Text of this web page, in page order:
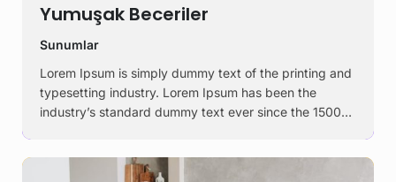
Yumuşak Beceriler
Sunumlar
Lorem Ipsum is simply dummy text of the printing and
typesetting industry. Lorem Ipsum has been the
industry’s standard dummy text ever since the 1500s,